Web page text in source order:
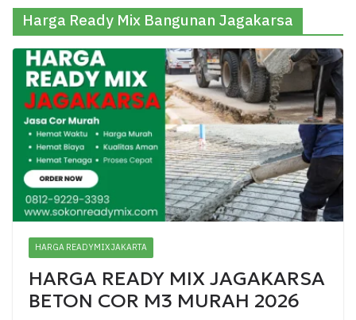
Harga Ready Mix Bangunan Jagakarsa
HARGA READYMIX JAKARTA
HARGA READY MIX JAGAKARSA
BETON COR M3 MURAH 2026